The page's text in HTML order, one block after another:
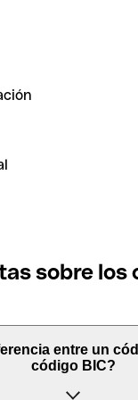
sobre los
entre un
código BIC?